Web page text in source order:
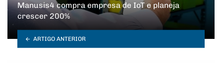
Manusis4 compra empresa de IoT e planeja
crescer 200%
ARTIGO ANTERIOR